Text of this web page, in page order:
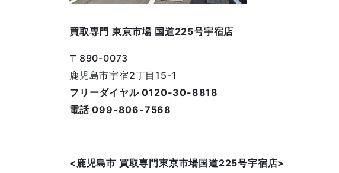
買取専門 東京市場 国道225号宇宿店
〒890-0073
鹿児島市宇宿2丁目15-1
フリーダイヤル 0120-30-8818
電話 099-806-7568
<鹿児島市 買取専門東京市場国道225号宇宿店>